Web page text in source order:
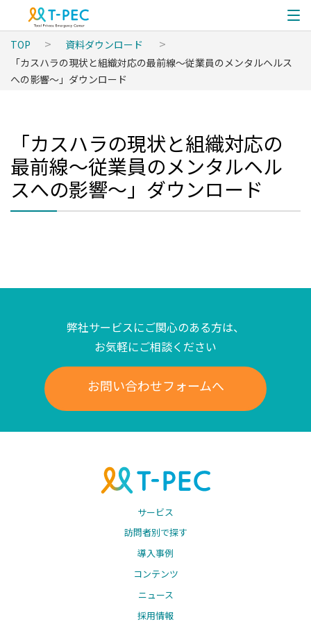
TOP
資料ダウンロード
「カスハラの現状と組織対応の最前線〜従業員のメンタルヘルス
への影響〜」ダウンロード
「カスハラの現状と組織対応の
最前線〜従業員のメンタルヘル
スへの影響〜」ダウンロード
弊社サービスにご関心のある方は、
お気軽にご相談ください
お問い合わせフォームへ
サービス
訪問者別で探す
導入事例
コンテンツ
ニュース
採用情報